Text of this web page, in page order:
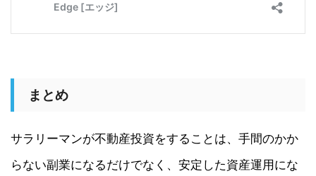
まとめ
サラリーマンが不動産投資をすることは、手間のかか
らない副業になるだけでなく、安定した資産運用にな